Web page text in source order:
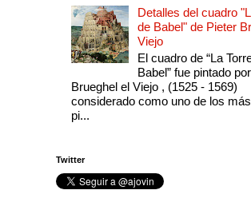
Detalles del cuadro
de Babel" de Pieter
Viejo
El cuadro de “La
Babel” fue pintado
Brueghel el Viejo , (1525 - 1569)
considerado como uno de los
pi...
Twitter